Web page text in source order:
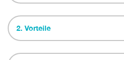
2. Vorteile